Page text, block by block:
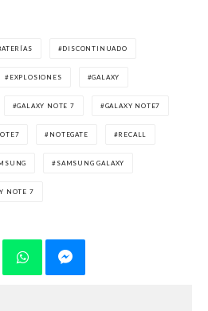
DISCONTINUADO
EXPLOSIONES GALAXY
GALAXY NOTE 7 GALAXY NOTE7
NOTEGATE RECALL
SAMSUNG GALAXY
NOTE 7